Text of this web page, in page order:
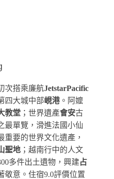
次搭乘廉航JetstarPacific
四大城中部峴港。阿嬤
教堂 ；世界遺產會安古
最單覽，滑進法國小仙
重要的世界文化遺產，
聖地 ；越南行中的人文
多件出土遺物，興建占
敬意。住宿9.0評價位置